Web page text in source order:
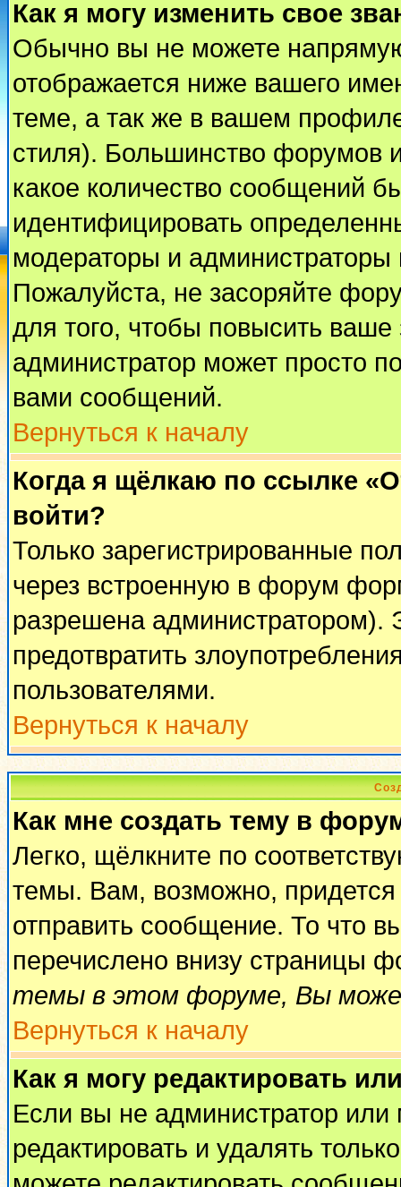
Как я могу изменить свое
Обычно вы не можете
отображается ниже вашего
теме, а так же в вашем
стиля). Большинство форумов
какое количество сообщений
идентифицировать
модераторы и администраторы
Пожалуйста, не засоряйте
для того, чтобы повысить
администратор может просто
вами сообщений.
Вернуться к началу
Когда я щёлкаю по ссылке
войти?
Только зарегистрированные
через встроенную в форум
разрешена администратором).
предотвратить
пользователями.
Вернуться к началу
Как мне создать тему в
Легко, щёлкните по
темы. Вам, возможно, придется
отправить сообщение. То что
перечислено внизу страницы
темы в этом форуме, Вы
Вернуться к началу
Как я могу редактировать
Если вы не администратор
редактировать и удалять